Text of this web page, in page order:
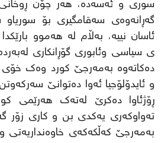
سوری و ئەسەدە، هەر چۆن
گەڕانەوەی سەقامگیری بۆ سوریاو
ئاسان نییە، بەڵام لە هەموو
ی سیاسی وئابوری گۆڕانکاری
دەکاتەوە بەمەرجێ کورد وەک خۆی
و ئایدۆلۆجیا ئەوا دەتوانێ
ڕۆژئاوا دەکرێ لەتەک هەرێمی
تەواوکەری یەکدی بن و کاری زۆر
بەمەرجێ کەڵکەکەی